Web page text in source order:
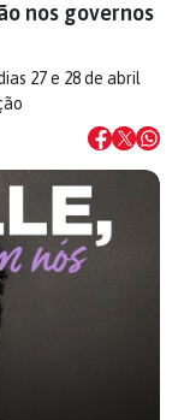
nos governos
27 e 28 de abril